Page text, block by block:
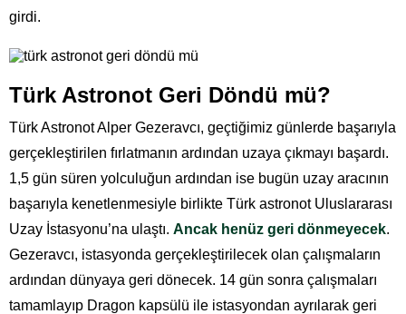
girdi.
Türk Astronot Geri Döndü mü?
Türk Astronot Alper Gezeravcı, geçtiğimiz günlerde başarıyla
gerçekleştirilen fırlatmanın ardından uzaya çıkmayı başardı.
1,5 gün süren yolculuğun ardından ise bugün uzay aracının
başarıyla kenetlenmesiyle birlikte Türk astronot Uluslararası
Uzay İstasyonu’na ulaştı. Ancak henüz geri dönmeyecek.
Gezeravcı, istasyonda gerçekleştirilecek olan çalışmaların
ardından dünyaya geri dönecek. 14 gün sonra çalışmaları
tamamlayıp Dragon kapsülü ile istasyondan ayrılarak geri